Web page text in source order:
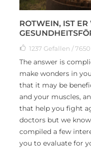
ROTWEIN, IST
1237 Gefallen /
The answer is
make wonders in
that it may be
and your muscles,
that help you fight
doctors but we
compiled a few
you to evaluate for